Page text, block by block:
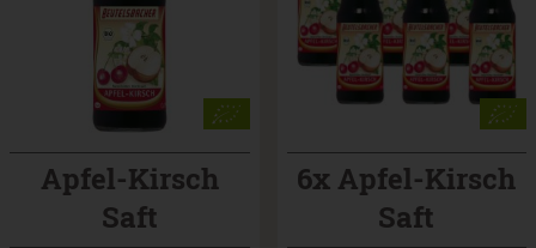
Apfel-Kirsch
Saft
6x Apfel-Kirsch
Saft